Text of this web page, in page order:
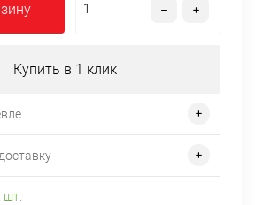
Купить в 1 клик
шт.